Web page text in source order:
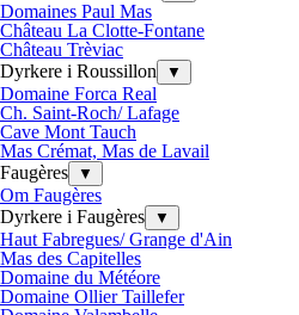
Domaines Paul Mas
Château La Clotte-Fontane
Château Trèviac
Dyrkere i Roussillon
▼
Domaine Forca Real
Ch. Saint-Roch/ Lafage
Cave Mont Tauch
Mas Crémat, Mas de Lavail
Faugères
▼
Om Faugères
Dyrkere i Faugères
▼
Haut Fabregues/ Grange d'Ain
Mas des Capitelles
Domaine du Météore
Domaine Ollier Taillefer